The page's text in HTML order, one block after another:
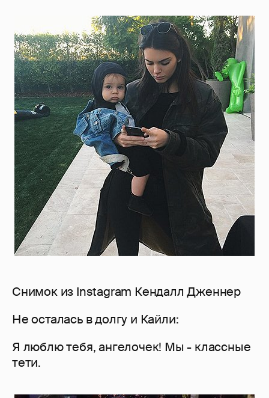
Снимок из Instagram Кендалл Дженнер
Не осталась в долгу и Кайли:
Я люблю тебя, ангелочек! Мы - классные
тети.